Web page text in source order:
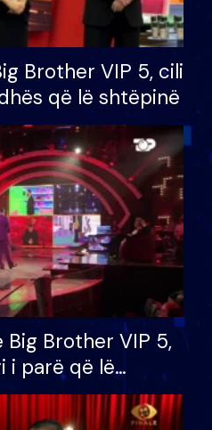
Brother VIP 5, cili
që lë shtëpinë
Big Brother VIP 5,
i parë që lë
mundësinë për
madh